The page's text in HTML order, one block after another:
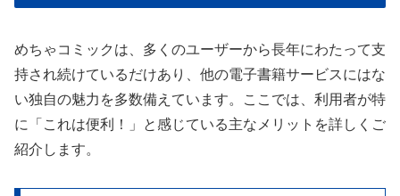
めちゃコミックは、多くのユーザーから長年にわたって支
持され続けているだけあり、他の電子書籍サービスにはな
い独自の魅力を多数備えています。ここでは、利用者が特
に「これは便利！」と感じている主なメリットを詳しくご
紹介します。